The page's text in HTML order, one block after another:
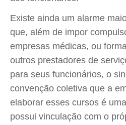
Existe ainda um alarme
que, além de impor
empresas médicas, ou
outros prestadores de
para seus funcionários, o
convenção coletiva que a
elaborar esses cursos é
possui vinculação com o